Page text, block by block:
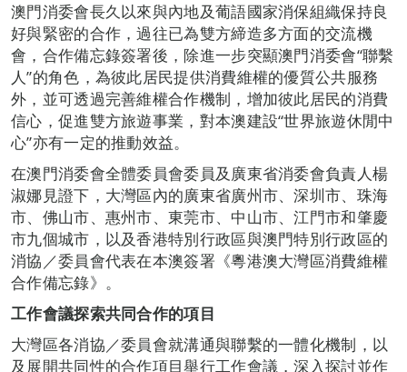
澳門消委會長久以來與內地及葡語國家消保組織保持良
好與緊密的合作，過往已為雙方締造多方面的交流機
會，合作備忘錄簽署後，除進一步突顯澳門消委會“聯繫
人”的角色，為彼此居民提供消費維權的優質公共服務
外，並可透過完善維權合作機制，增加彼此居民的消費
信心，促進雙方旅遊事業，對本澳建設“世界旅遊休閒中
心”亦有一定的推動效益。
在澳門消委會全體委員會委員及廣東省消委會負責人楊
淑娜見證下，大灣區內的廣東省廣州市、深圳市、珠海
市、佛山市、惠州市、東莞市、中山市、江門市和肇慶
市九個城市，以及香港特別行政區與澳門特別行政區的
消協／委員會代表在本澳簽署《粵港澳大灣區消費維權
合作備忘錄》。
工作會議探索共同合作的項目
大灣區各消協／委員會就溝通與聯繫的一體化機制，以
及展開共同性的合作項目舉行工作會議，深入探討並作